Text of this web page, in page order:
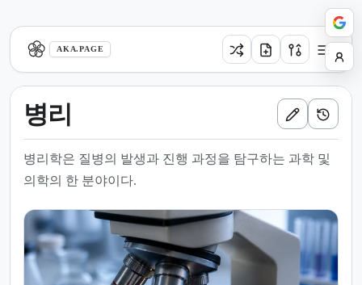
AKA.PAGE
병리
병리학은 질병의 발생과 진행 과정을 탐구하는 과학 및
의학의 한 분야이다.